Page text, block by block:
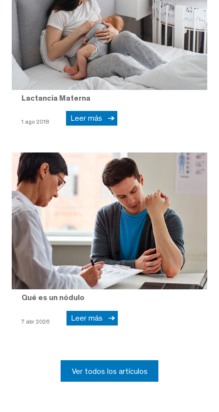
Lactancia Materna
1 ago 2018 Leer más
Qué es un nódulo
7 abr 2026 Leer más
Ver todos los artículos